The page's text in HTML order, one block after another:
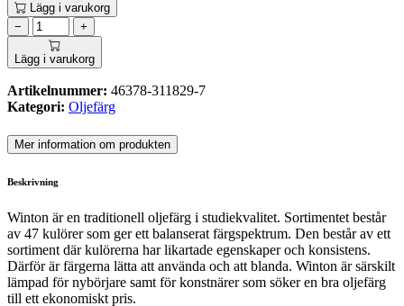
Lägg i varukorg
−
+
Lägg i varukorg
Artikelnummer: 46378-311829-7
Kategori: Oljefärg
Mer information om produkten
Beskrivning
Winton är en traditionell oljefärg i studiekvalitet. Sortimentet består
av 47 kulörer som ger ett balanserat färgspektrum. Den består av ett
sortiment där kulörerna har likartade egenskaper och konsistens.
Därför är färgerna lätta att använda och att blanda. Winton är särskilt
lämpad för nybörjare samt för konstnärer som söker en bra oljefärg
till ett ekonomiskt pris.